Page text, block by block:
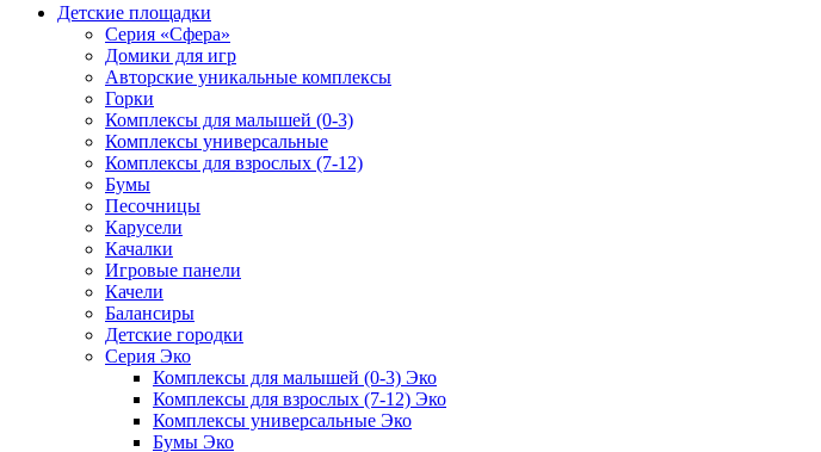
Детские площадки
Серия «Сфера»
Домики для игр
Авторские уникальные комплексы
Горки
Комплексы для малышей (0-3)
Комплексы универсальные
Комплексы для взрослых (7-12)
Бумы
Песочницы
Карусели
Качалки
Игровые панели
Качели
Балансиры
Детские городки
Серия Эко
Комплексы для малышей (0-3) Эко
Комплексы для взрослых (7-12) Эко
Комплексы универсальные Эко
Бумы Эко